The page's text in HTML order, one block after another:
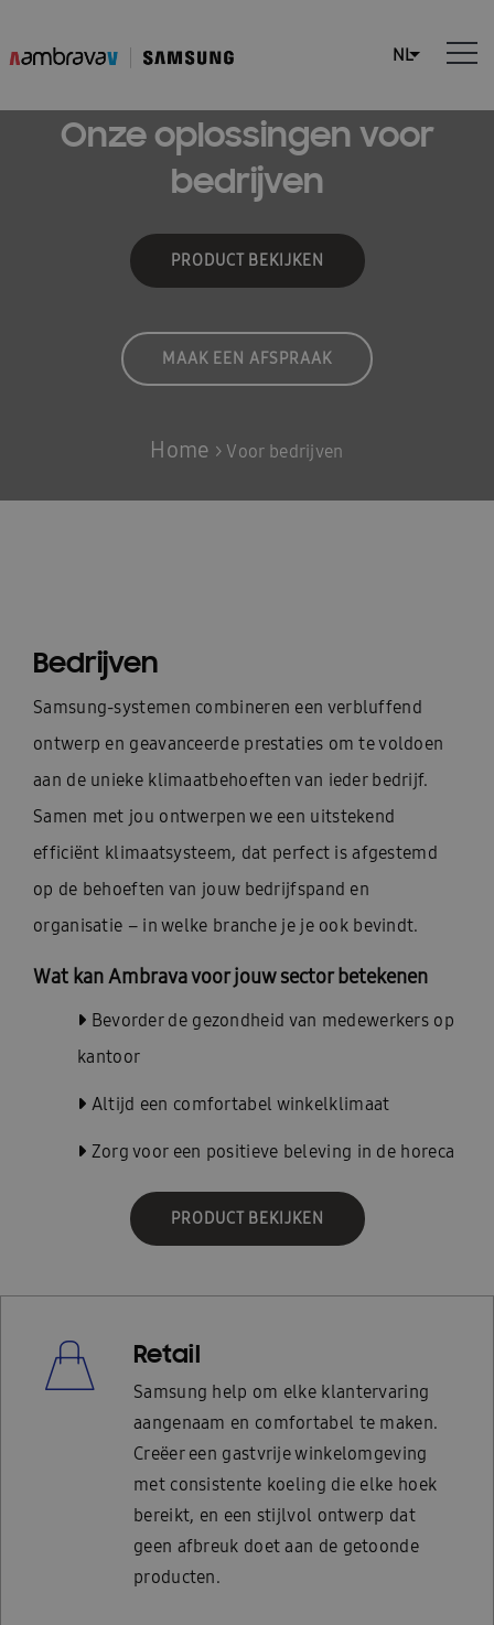
Onze oplossingen voor
bedrijven
PRODUCT BEKIJKEN
MAAK EEN AFSPRAAK
Home > Voor bedrijven
Bedrijven
Samsung-systemen combineren een verbluffend
ontwerp en geavanceerde prestaties om te voldoen
aan de unieke klimaatbehoeften van ieder bedrijf.
Samen met jou ontwerpen we een uitstekend
efficiënt klimaatsysteem, dat perfect is afgestemd
op de behoeften van jouw bedrijfspand en
organisatie – in welke branche je je ook bevindt.
Wat kan Ambrava voor jouw sector betekenen
Bevorder de gezondheid van medewerkers op
kantoor
Altijd een comfortabel winkelklimaat
Zorg voor een positieve beleving in de horeca
PRODUCT BEKIJKEN
Retail
Samsung help om elke klantervaring
aangenaam en comfortabel te maken.
Creëer een gastvrije winkelomgeving
met consistente koeling die elke hoek
bereikt, en een stijlvol ontwerp dat
geen afbreuk doet aan de getoonde
producten.